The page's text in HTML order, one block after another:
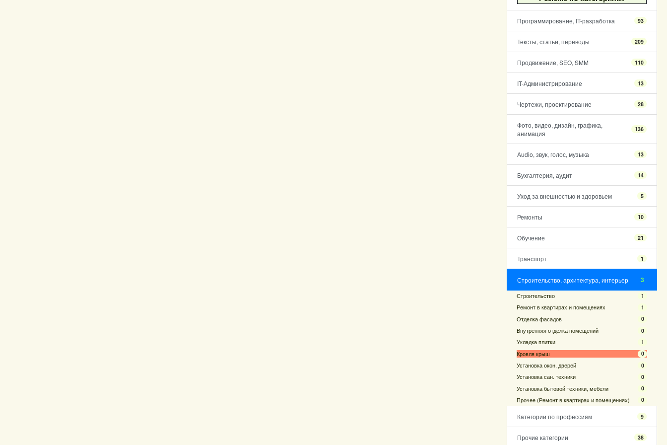
Программирование, IT-разработка 93
Тексты, статьи, переводы 209
Продвижение, SEO, SMM 110
IT-Администрирование 13
Чертежи, проектирование 28
Фото, видео, дизайн, графика,
анимация
136
Audio, звук, голос, музыка 13
Бухгалтерия, аудит 14
Уход за внешностью и здоровьем 5
Ремонты 10
Обучение 21
Транспорт 1
Строительство, архитектура, интерьер 3
Строительство 1
Ремонт в квартирах и помещениях 1
Отделка фасадов 0
Внутренняя отделка помещений 0
Укладка плитки 1
Кровля крыш 0
Установка окон, дверей 0
Установка сан. техники 0
Установка бытовой техники, мебели 0
Прочее (Ремонт в квартирах и помещениях) 0
Категории по профессиям 9
Прочие категории 38